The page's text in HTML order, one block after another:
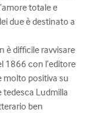
totale e
due è destinato a
è difficile ravvisare
1866 con l’editore
molto positiva su
tedesca Ludmilla
ben